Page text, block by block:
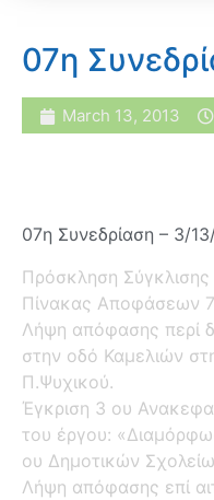
07η
March 13, 2013
07η Συνεδρίαση – 3/
Πρόσκληση
Πίνακας Αποφάσεων
Λήψη απόφασης περί
στην οδό Καμελιών
Π.Ψυχικού.
Έγκριση 3 ου
του έργου:
ου Δημοτικών
Λήψη απόφασης επί